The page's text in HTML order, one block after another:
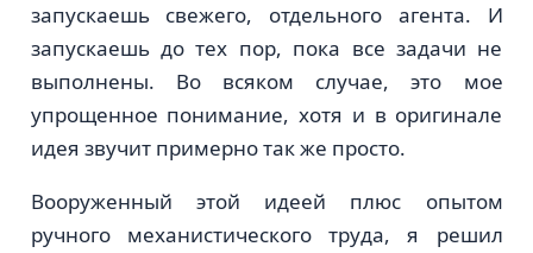
запускаешь свежего, отдельного агента. И
запускаешь до тех пор, пока все задачи не
выполнены. Во всяком случае, это мое
упрощенное понимание, хотя и в оригинале
идея звучит примерно так же просто.
Вооруженный этой идеей плюс опытом
ручного механистического труда, я решил